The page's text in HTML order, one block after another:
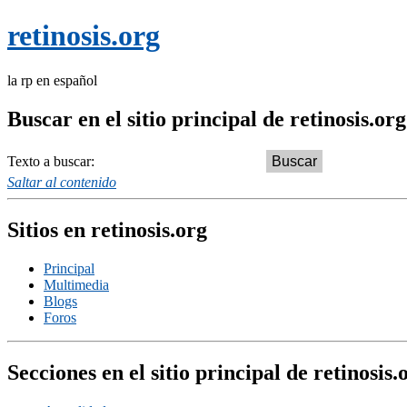
retinosis.org
la rp en español
Buscar en el sitio principal de retinosis.org
Texto a buscar:
Saltar al contenido
Sitios en retinosis.org
Principal
Multimedia
Blogs
Foros
Secciones en el sitio principal de